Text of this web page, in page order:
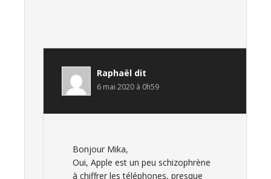
Raphaël dit
6 mai 2020 à 0h59
Bonjour Mika,
Oui, Apple est un peu schizophrène
à chiffrer les téléphones, presque